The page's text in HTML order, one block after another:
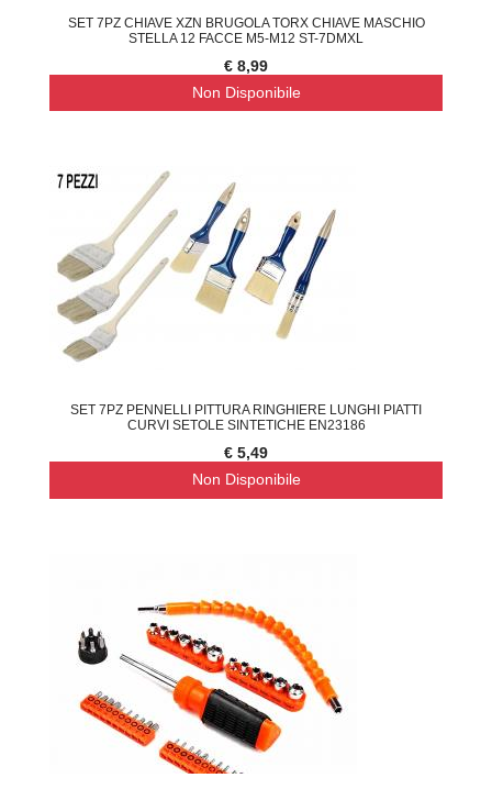
SET 7PZ CHIAVE XZN BRUGOLA TORX CHIAVE MASCHIO
STELLA 12 FACCE M5-M12 ST-7DMXL
€ 8,99
Non Disponibile
SET 7PZ PENNELLI PITTURA RINGHIERE LUNGHI PIATTI
CURVI SETOLE SINTETICHE EN23186
€ 5,49
Non Disponibile